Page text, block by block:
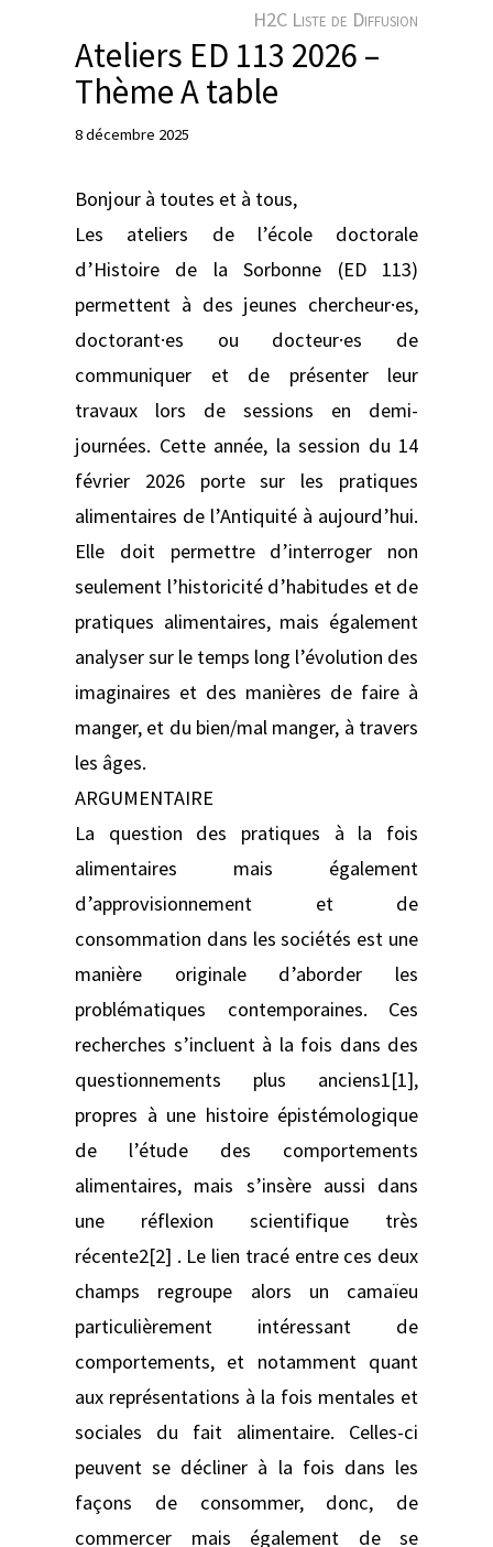
H2C Liste de Diffusion
Ateliers ED 113 2026 –
Thème A table
8 décembre 2025
Bonjour à toutes et à tous,
Les ateliers de l’école doctorale
d’Histoire de la Sorbonne (ED 113)
permettent à des jeunes chercheur·es,
doctorant·es ou docteur·es de
communiquer et de présenter leur
travaux lors de sessions en demi-
journées. Cette année, la session du 14
février 2026 porte sur les pratiques
alimentaires de l’Antiquité à aujourd’hui.
Elle doit permettre d’interroger non
seulement l’historicité d’habitudes et de
pratiques alimentaires, mais également
analyser sur le temps long l’évolution des
imaginaires et des manières de faire à
manger, et du bien/mal manger, à travers
les âges.
ARGUMENTAIRE
La question des pratiques à la fois
alimentaires mais également
d’approvisionnement et de
consommation dans les sociétés est une
manière originale d’aborder les
problématiques contemporaines. Ces
recherches s’incluent à la fois dans des
questionnements plus anciens1[1],
propres à une histoire épistémologique
de l’étude des comportements
alimentaires, mais s’insère aussi dans
une réflexion scientifique très
récente2[2] . Le lien tracé entre ces deux
champs regroupe alors un camaïeu
particulièrement intéressant de
comportements, et notamment quant
aux représentations à la fois mentales et
sociales du fait alimentaire. Celles-ci
peuvent se décliner à la fois dans les
façons de consommer, donc, de
commercer mais également de se